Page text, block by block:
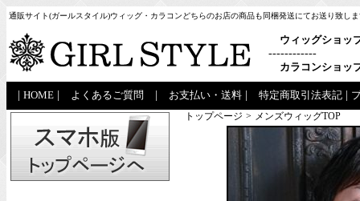
通販サイト(ガールスタイル)ウィッグ・カラコンどちらのお店の商品も同梱発送にてお送り致し
ウィッグショッ
------------
カラコンショッ
HOME よくあるご質問 お支払い・送料 特定商取引法表記
トップページ > メンズウィッグTOP